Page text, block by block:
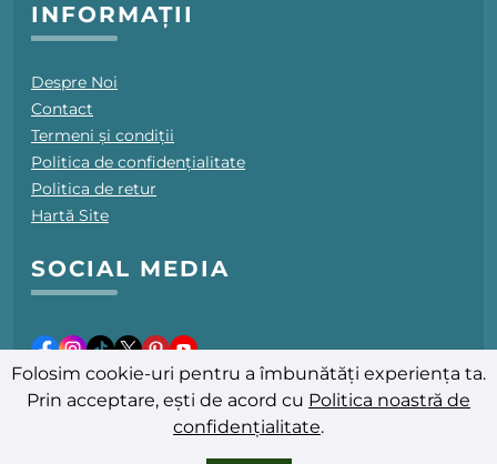
INFORMAȚII
Despre Noi
Contact
Termeni și condiții
Politica de confidențialitate
Politica de retur
Hartă Site
SOCIAL MEDIA
Ultima actualizare: 08.08.2026
Folosim cookie-uri pentru a îmbunătăți experiența ta.
Prin acceptare, ești de acord cu Politica noastră de
confidențialitate.